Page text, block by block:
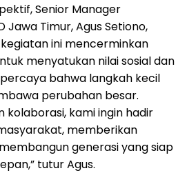
Senior Manager
Jawa Timur, Agus Setiono,
ini mencerminkan
menyatukan nilai sosial dan
bahwa langkah kecil
perubahan besar.
kolaborasi, kami ingin hadir
memberikan
generasi yang siap
tutur Agus.